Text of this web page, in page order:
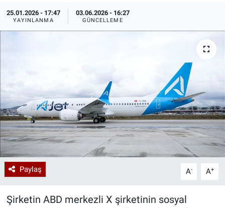
25.01.2026 - 17:47
YAYINLANMA
03.06.2026 - 16:27
GÜNCELLEME
Paylaş A- A+
Şirketin ABD merkezli X şirketinin sosyal
Özel Haberler
Dünya
Kadın
Erişim Bilgileri
Teknoloji
Ramazan
Haber Arşivi